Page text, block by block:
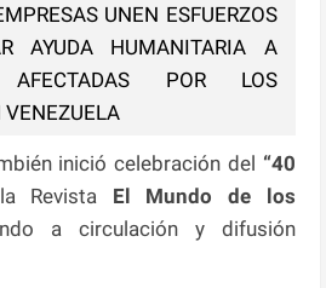
UNEN ESFUERZOS
AYUDA HUMANITARIA A
AFECTADAS POR LOS
VENEZUELA
inició celebración del “40
Revista El Mundo de los
a circulación y difusión